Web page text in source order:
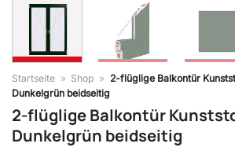
Startseite » Shop » 2-flüglige Balkontür
Dunkelgrün beidseitig
2-flüglige Balkontür
Dunkelgrün beidseitig